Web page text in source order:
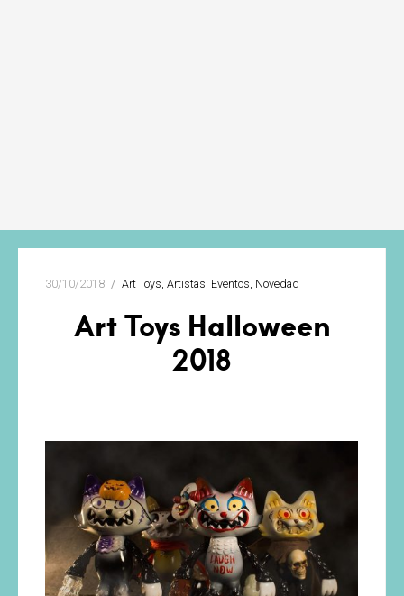
30/10/2018 Art Toys Artistas Eventos Novedad
Art Toys Halloween
2018